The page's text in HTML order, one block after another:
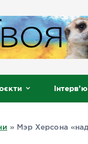
Інтерв’ю
» Мэр Херсона